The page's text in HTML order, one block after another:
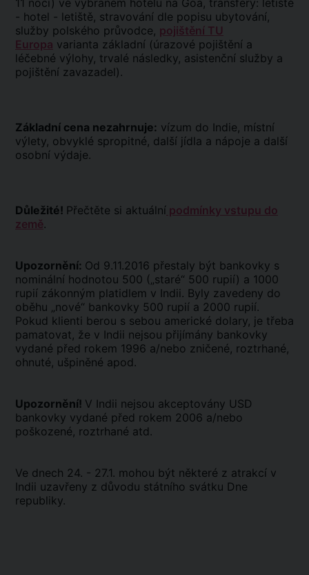
11 nocí) ve vybraném hotelu na Goa, transfery: letiště
- hotel - letiště, stravování dle popisu ubytování,
služby polského průvodce, pojištění TU
Europa varianta základní (úrazové pojištění a
léčebné výlohy, trvalé následky, asistenční služby a
pojištění zavazadel).
Základní cena nezahrnuje: vízum do Indie, místní
výlety, obvyklé spropitné, další jídla a nápoje a další
osobní výdaje.
Důležité! Přečtěte si aktuální podmínky vstupu do
země.
Upozornění: Od 9.11.2016 přestaly být bankovky s
nominální hodnotou 500 („staré“ 500 rupií) a 1000
rupií zákonným platidlem v Indii. Byly zavedeny do
oběhu „nové“ bankovky 500 rupií a 2000 rupií.
Pokud klienti berou s sebou americké dolary, je třeba
pamatovat, že v Indii nejsou přijímány bankovky
vydané před rokem 1996 a/nebo zničené, roztrhané,
ohnuté, ušpiněné apod.
Upozornění! V Indii nejsou akceptovány USD
bankovky vydané před rokem 2006 a/nebo
poškozené, roztrhané atd.
Ve dnech 24. - 27.1. mohou být některé z atrakcí v
Indii uzavřeny z důvodu státního svátku Dne
republiky.